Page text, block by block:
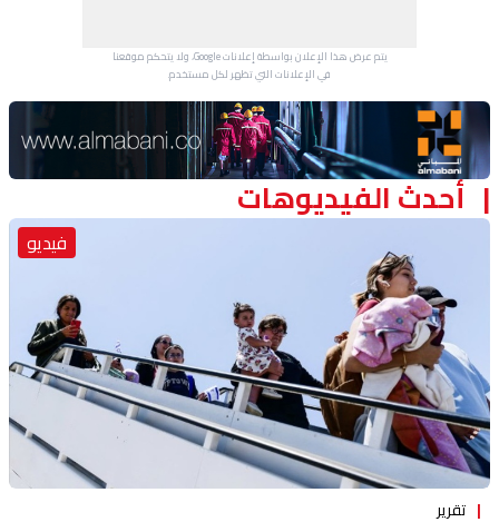
يتم عرض هذا الإعلان بواسطة إعلانات Google، ولا يتحكم موقعنا
في الإعلانات التي تظهر لكل مستخدم.
Advertisement Section
أحدث الفيديوهات
فيديو
تقرير